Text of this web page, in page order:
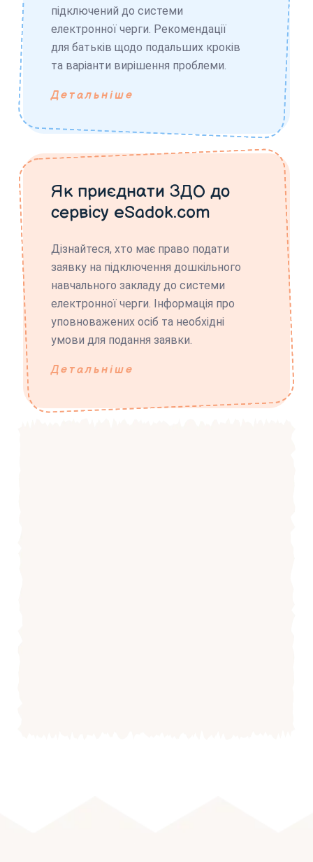
підключений до системи
електронної черги. Рекомендації
для батьків щодо подальших кроків
та варіанти вирішення проблеми.
Детальніше
Як приєднати ЗДО до
сервісу eSadok.com
Дізнайтеся, хто має право подати
заявку на підключення дошкільного
навчального закладу до системи
електронної черги. Інформація про
уповноважених осіб та необхідні
умови для подання заявки.
Детальніше